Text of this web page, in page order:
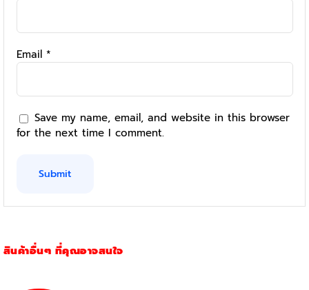
Email *
Save my name, email, and website in this browser
for the next time I comment.
สินค้าอื่นๆ ที่คุณอาจสนใจ